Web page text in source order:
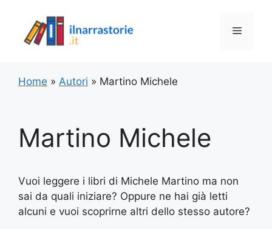
contenuto
Menu
Home » Autori » Martino Michele
Martino Michele
Vuoi leggere i libri di Michele Martino ma non
sai da quali iniziare? Oppure ne hai già letti
alcuni e vuoi scoprirne altri dello stesso autore?